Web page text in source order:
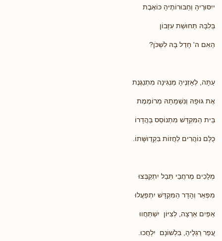
ייִסּוּרֶיהָ וְחַבּוּרוֹתֶיהָ כּוֹאֶבֶת
בְּלִבָּהּ תְּחוּשַׁת עִזָּבוֹן
הַאִם ה' חָדַל בָּהּ לִשְׁכֹּן?
עַתָּה, לְאָזְנֶיהָ מַנְגִּינָה מִתְנַגֶּנֶת
אֶת גּוּפָהּ וְנִשְׁמָתָהּ מְרוֹמֶמֶת
בֵּית הַמִּקְדָּשׁ מִתְנוֹסֵס בַּהֲדָרוֹ
כֻּלָּם נוֹהֲרִים לַחֲזוֹת בִּקְדֻושָּׁתוֹ.
מְלָכִים מֶרחֲבֵי תֵּבֵל יִתְקַבְּצוּ
מִפְּאֵר וְהָדָר הַמִּקְדָּשׁ יִתְפַּעֲלוּ
אַפַּיִם אַרְצָה, לְצִיּוֹן יִשְׁתַּחֲווּ
עֲפַר רַגְלֶיהָ, בִּלְשׁוֹנָם יִלְחֲכוּ.